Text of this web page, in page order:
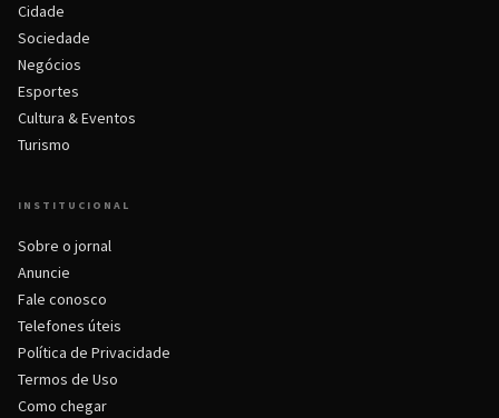
Cidade
Sociedade
Negócios
Esportes
Cultura & Eventos
Turismo
INSTITUCIONAL
Sobre o jornal
Anuncie
Fale conosco
Telefones úteis
Política de Privacidade
Termos de Uso
Como chegar